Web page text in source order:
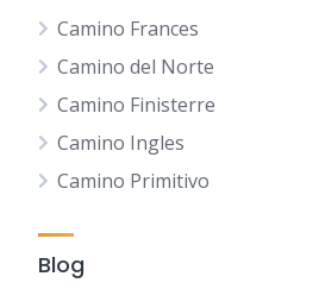
Camino Frances
Camino del Norte
Camino Finisterre
Camino Ingles
Camino Primitivo
Blog